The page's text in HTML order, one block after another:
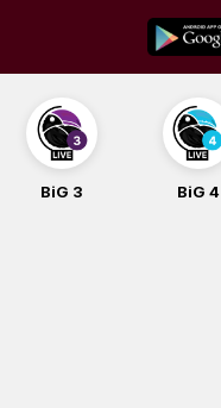
content
BiG 3 BiG 4